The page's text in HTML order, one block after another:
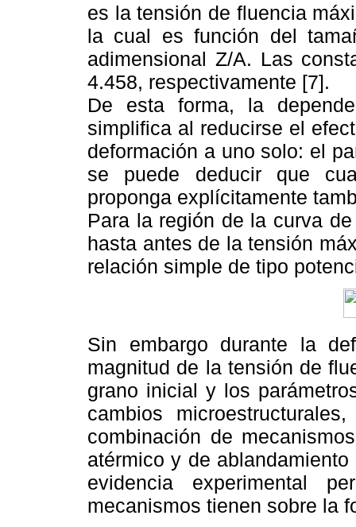
es la tensión de fluencia
la cual es función del
adimensional Z/A. Las
4.458, respectivamente [7].
De esta forma, la
simplifica al reducirse el
deformación a uno solo: el
se puede deducir que
proponga explícitamente
Para la región de la curva
hasta antes de la tensión
relación simple de tipo
Sin embargo durante la
magnitud de la tensión de
grano inicial y los
cambios
combinación de
atérmico y de
evidencia experimental
mecanismos tienen sobre la